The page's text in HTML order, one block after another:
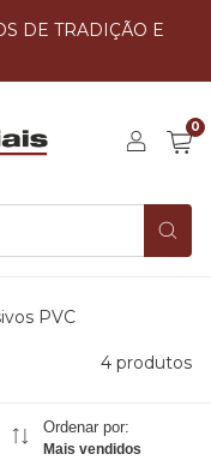
DE TRADIÇÃO E
0
PVC
4 produtos
Ordenar por:
Mais vendidos